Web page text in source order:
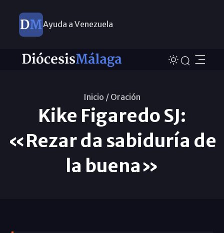
Ayuda a Venezuela
Inicio / Oración
Kike Figaredo SJ:
«Rezar da sabiduría de
la buena»